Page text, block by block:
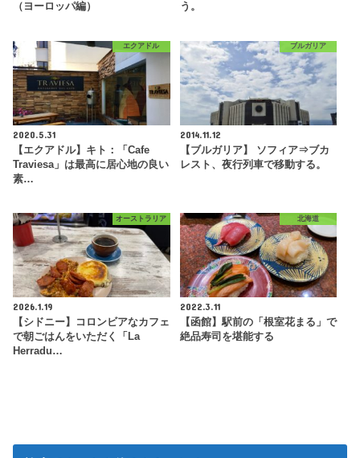
（ヨーロッパ編） う。
エクアドル
2020.5.31
【エクアドル】キト：「Cafe
Traviesa」は最高に居心地の良い
素…
ブルガリア
2014.11.12
【ブルガリア】 ソフィア⇒ブカ
レスト、夜行列車で移動する。
オーストラリア
2026.1.19
【シドニー】コロンビアなカフェ
で朝ごはんをいただく「La
Herradu…
北海道
2022.3.11
【函館】駅前の「根室花まる」で
絶品寿司を堪能する